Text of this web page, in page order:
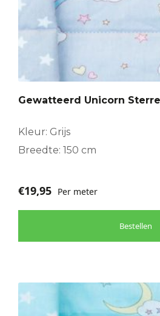
Gewatteerd Unicorn
Kleur: Grijs
Breedte: 150 cm
€19,95 Per meter
Bestellen